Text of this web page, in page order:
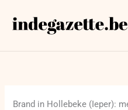
naar
Brand in Hollebeke (Ieper):